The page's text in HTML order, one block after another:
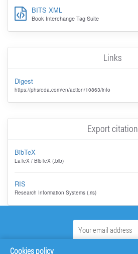
BITS XML
Book Interchange Tag Suite
Links
Digest
https://phsreda.com/en/action/10863/info
Export citation
BibTeX
LaTeX / BibTeX (.bib)
RIS
Research Information Systems (.ris)
Cookies policy